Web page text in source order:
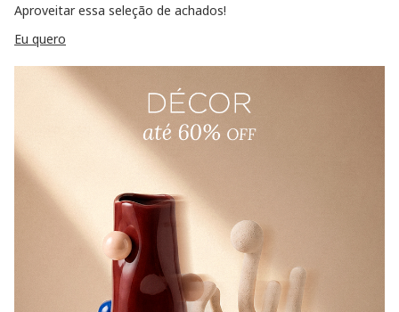
Aproveitar essa seleção de achados!
Eu quero